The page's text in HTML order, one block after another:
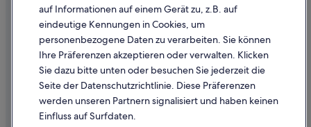
Günstige in Chessy
Balladins Hotels in Chessy
B&B Hotels in Chessy
Villen in Chessy
Logis International Services Hotels in Chessy
Inhaltsrichtlinien und Melden von Inhalten
Hilfe
Hilfe
Flug stornieren
auf Informationen auf einem Gerät zu, z.B. auf
eindeutige Kennungen in Cookies, um
personenbezogene Daten zu verarbeiten. Sie können
Ihre Präferenzen akzeptieren oder verwalten. Klicken
Sie dazu bitte unten oder besuchen Sie jederzeit die
Seite der Datenschutzrichtlinie. Diese Präferenzen
werden unseren Partnern signalisiert und haben keinen
Einfluss auf Surfdaten.